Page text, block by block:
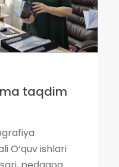
taqdim
O‘quv ishlari